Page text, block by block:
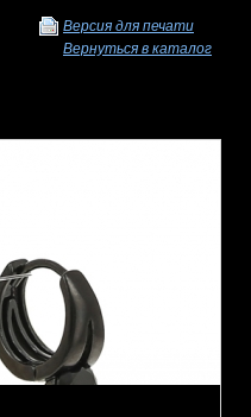
Версия для печати
Вернуться в каталог